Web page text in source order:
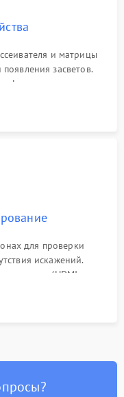
и матрицы
засветов.
фиксация плат и
корпуса монитора.
для проверки
искажений.
портов (HDMI,
под нагрузкой в